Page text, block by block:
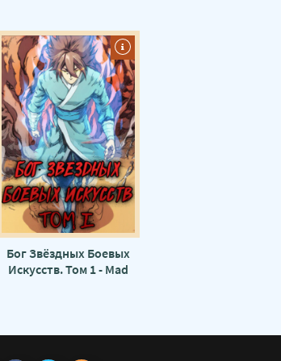
Бог Звёздных Боевых
Искусств. Том 1 - Mad